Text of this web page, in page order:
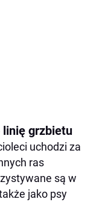
linię grzbietu
uchodzi za
ras
są w
jako psy